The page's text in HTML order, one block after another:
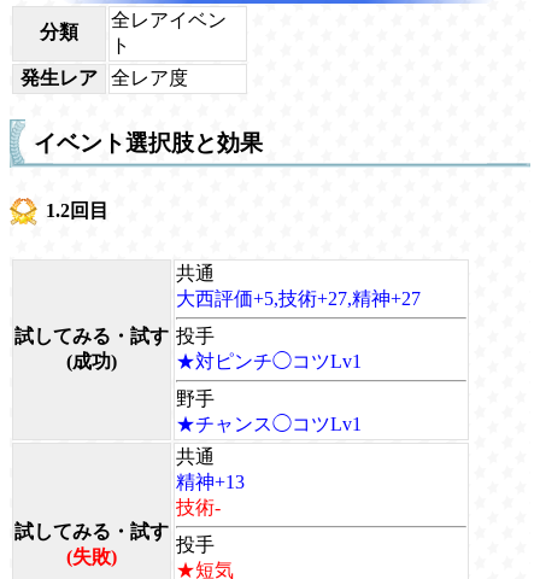
分類
全レアイベン
ト
発生レア
全レア度
イベント選択肢と効果
1.2回目
試してみる・試す
(成功)
共通
大西評価+5,技術+27,精神+27
投手
★対ピンチ◯コツLv1
野手
★チャンス◯コツLv1
試してみる・試す
(失敗)
共通
精神+13
技術-
投手
★短気